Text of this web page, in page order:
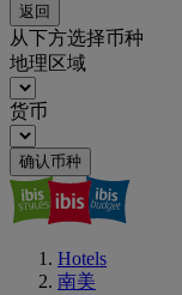
返回
从下方选择币种
地理区域
货币
确认币种
Hotels
南美